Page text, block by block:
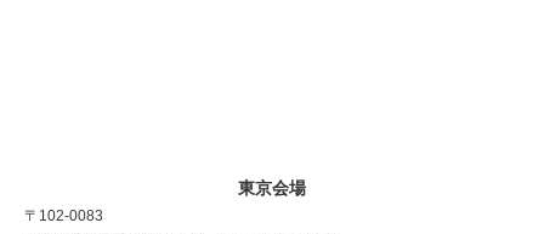
東京会場
〒102-0083